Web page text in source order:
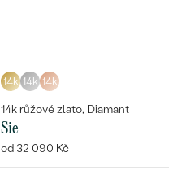
14k 14k 14k
14k růžové zlato, Diamant
Sie
od 32 090 Kč